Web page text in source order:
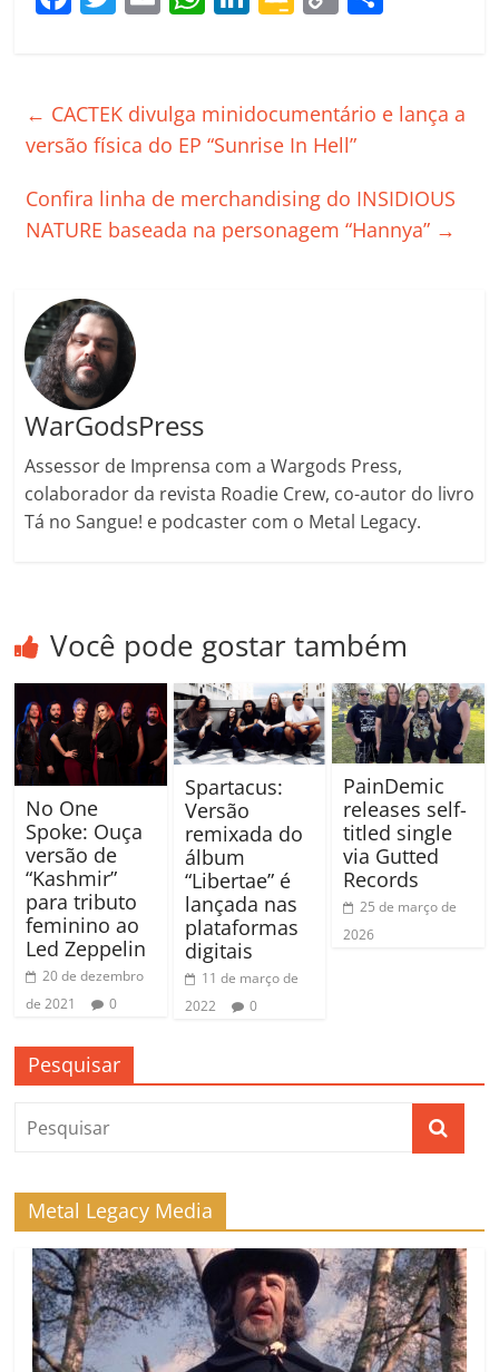
e
b
o
k
er l s
A
p
e
dI
gl
e
a
ss
y
Li
k
p
h
ar
← CACTEK divulga minidocumentário e lança a
versão física do EP “Sunrise In Hell”
Confira linha de merchandising do INSIDIOUS
NATURE baseada na personagem “Hannya” →
WarGodsPress
Assessor de Imprensa com a Wargods Press,
colaborador da revista Roadie Crew, co-autor do livro
Tá no Sangue! e podcaster com o Metal Legacy.
Você pode gostar também
No One
Spoke: Ouça
versão de
“Kashmir”
para tributo
feminino ao
Led Zeppelin
20 de dezembro
de 2021
0
Spartacus:
Versão
remixada do
álbum
“Libertae” é
lançada nas
plataformas
digitais
11 de março de
2022
0
PainDemic
releases self-
titled single
via Gutted
Records
25 de março de
2026
Pesquisar
Metal Legacy Media